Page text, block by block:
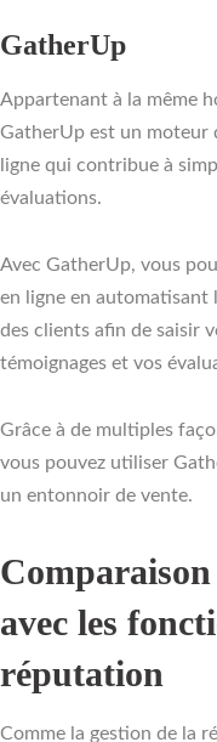
GatherUp
Appartenant à la même
GatherUp est un moteur
ligne qui contribue à
évaluations.
Avec GatherUp, vous
en ligne en automatisant
des clients afin de saisir
témoignages et vos
Grâce à de multiples
vous pouvez utiliser
un entonnoir de vente.
avec les
réputation
Comme la gestion de la